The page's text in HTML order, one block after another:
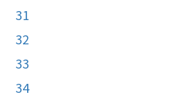
31
32
33
34